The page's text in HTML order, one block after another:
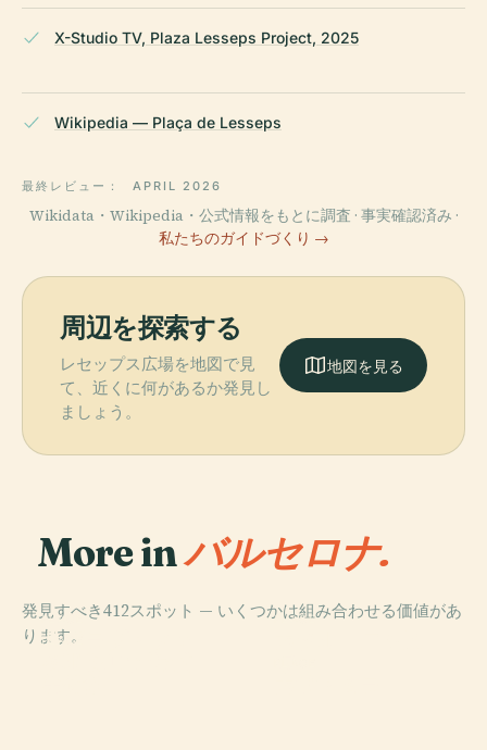
X-Studio TV, Plaza Lesseps Project, 2025
Wikipedia — Plaça de Lesseps
最終レビュー： APRIL 2026
Wikidata・Wikipedia・公式情報をもとに調査 · 事実確認済み ·
私たちのガイドづくり →
周辺を探索する
レセップス広場を地図で見
て、近くに何があるか発見し
ましょう。
地図を見る
More inバルセロナ.
発見すべき412スポット — いくつかは組み合わせる価値があ
ります。
PLACE
サグラダ・ファ
PLACE
PLACE